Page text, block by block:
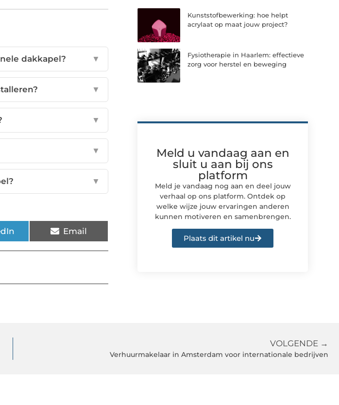
dakkapel? ▼
▼
▼
▼
▼
Email
Kunststofbewerking: hoe helpt
acrylaat op maat jouw project?
Fysiotherapie in Haarlem: effectieve
zorg voor herstel en beweging
Meld u vandaag aan en
sluit u aan bij ons
platform
Meld je vandaag nog aan en deel jouw
verhaal op ons platform. Ontdek op
welke wijze jouw ervaringen anderen
kunnen motiveren en samenbrengen.
Plaats dit artikel nu
VOLGENDE →
Verhuurmakelaar in Amsterdam voor internationale bedrijven